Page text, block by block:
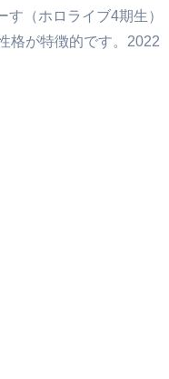
（ホロライブ4期生）
格が特徴的です。2022